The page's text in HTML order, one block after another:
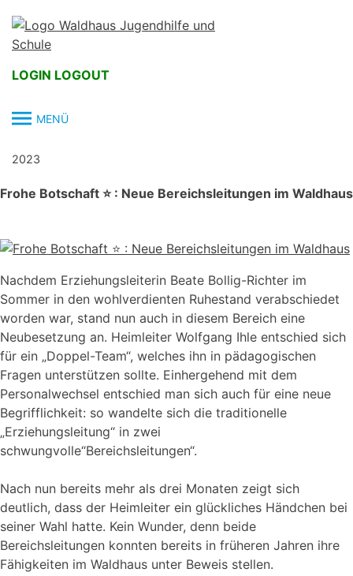
content
LOGIN LOGOUT
MENÜ
2023
Frohe Botschaft ⭐️ : Neue Bereichsleitungen im Waldhaus
Nachdem Erziehungsleiterin Beate Bollig-Richter im
Sommer in den wohlverdienten Ruhestand verabschiedet
worden war, stand nun auch in diesem Bereich eine
Neubesetzung an. Heimleiter Wolfgang Ihle entschied sich
für ein „Doppel-Team“, welches ihn in pädagogischen
Fragen unterstützen sollte. Einhergehend mit dem
Personalwechsel entschied man sich auch für eine neue
Begrifflichkeit: so wandelte sich die traditionelle
„Erziehungsleitung“ in zwei
schwungvolle“Bereichsleitungen“.
Nach nun bereits mehr als drei Monaten zeigt sich
deutlich, dass der Heimleiter ein glückliches Händchen bei
seiner Wahl hatte. Kein Wunder, denn beide
Bereichsleitungen konnten bereits in früheren Jahren ihre
Fähigkeiten im Waldhaus unter Beweis stellen.